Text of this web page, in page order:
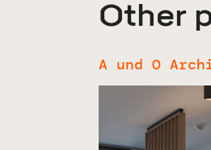
Other
A und O